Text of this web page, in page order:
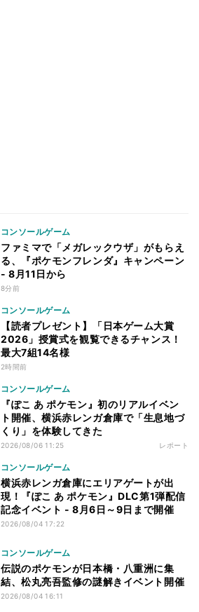
コンソールゲーム
ファミマで「メガレックウザ」がもらえ
る、『ポケモンフレンダ』キャンペーン
- 8月11日から
8分前
コンソールゲーム
【読者プレゼント】「日本ゲーム大賞
2026」授賞式を観覧できるチャンス！
最大7組14名様
2時間前
コンソールゲーム
『ぽこ あ ポケモン』初のリアルイベン
ト開催、横浜赤レンガ倉庫で「生息地づ
くり」を体験してきた
2026/08/06 11:25 レポート
コンソールゲーム
横浜赤レンガ倉庫にエリアゲートが出
現！『ぽこ あ ポケモン』DLC第1弾配信
記念イベント - 8月6日～9日まで開催
2026/08/04 17:22
コンソールゲーム
伝説のポケモンが日本橋・八重洲に集
結、松丸亮吾監修の謎解きイベント開催
2026/08/04 16:11